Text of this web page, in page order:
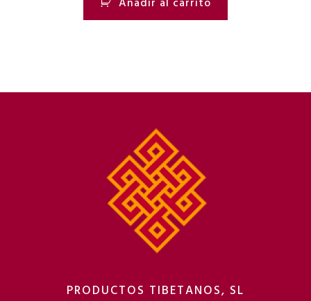
PRODUCTOS TIBETANOS, SL